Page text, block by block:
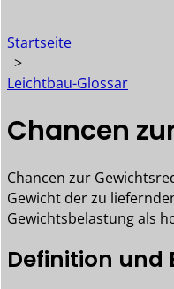
Startseite
>
Leichtbau-Glossar
Chancen
Chancen zur
Gewicht der zu
Gewichtsbelastung als
Definition und